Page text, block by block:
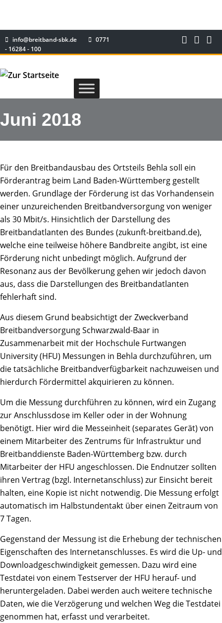
info@breitband-sbk.de
0771
- 16284 - 100
Juni 2018
Für den Breitbandausbau des Ortsteils Behla soll ein
Förderantrag beim Land Baden-Württemberg gestellt
werden. Grundlage der Förderung ist das Vorhandensein
einer unzureichenden Breitbandversorgung von weniger
als 30 Mbit/s. Hinsichtlich der Darstellung des
Breitbandatlanten des Bundes (zukunft-breitband.de),
welche eine teilweise höhere Bandbreite angibt, ist eine
Förderung nicht unbedingt möglich. Aufgrund der
Resonanz aus der Bevölkerung gehen wir jedoch davon
aus, dass die Darstellungen des Breitbandatlanten
fehlerhaft sind.
Aus diesem Grund beabsichtigt der Zweckverband
Breitbandversorgung Schwarzwald-Baar in
Zusammenarbeit mit der Hochschule Furtwangen
University (HFU) Messungen in Behla durchzuführen, um
die tatsächliche Breitbandverfügbarkeit nachzuweisen und
hierdurch Fördermittel akquirieren zu können.
Um die Messung durchführen zu können, wird ein Zugang
zur Anschlussdose im Keller oder in der Wohnung
benötigt. Hier wird die Messeinheit (separates Gerät) von
einem Mitarbeiter des Zentrums für Infrastruktur und
Breitbanddienste Baden-Württemberg bzw. durch
Mitarbeiter der HFU angeschlossen. Die Endnutzer sollten
ihren Vertrag (bzgl. Internetanschluss) zur Einsicht bereit
halten, eine Kopie ist nicht notwendig. Die Messung erfolgt
automatisch im Halbstundentakt über einen Zeitraum von
7 Tagen.
Gegenstand der Messung ist die Erhebung der technischen
Eigenschaften des Internetanschlusses. Es wird die Up- und
Downloadgeschwindigkeit gemessen. Dazu wird eine
Testdatei von einem Testserver der HFU herauf- und
heruntergeladen. Dabei werden auch weitere technische
Daten, wie die Verzögerung und welchen Weg die Testdatei
genommen hat, erfasst und verarbeitet.